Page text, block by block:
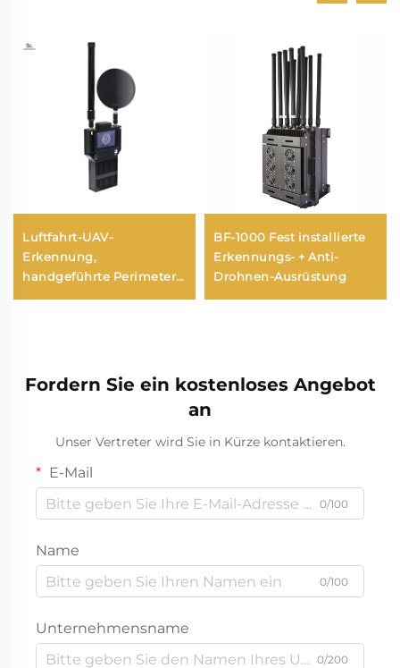
Luftfahrt-UAV-
Erkennung,
handgeführte Perimeter-
BF-1000 Fest installierte
Erkennungs- + Anti-
Drohnen-Ausrüstung
Fordern Sie ein kostenloses Angebot
an
Unser Vertreter wird Sie in Kürze kontaktieren.
E-Mail
0/100
Name
0/100
Unternehmensname
0/200